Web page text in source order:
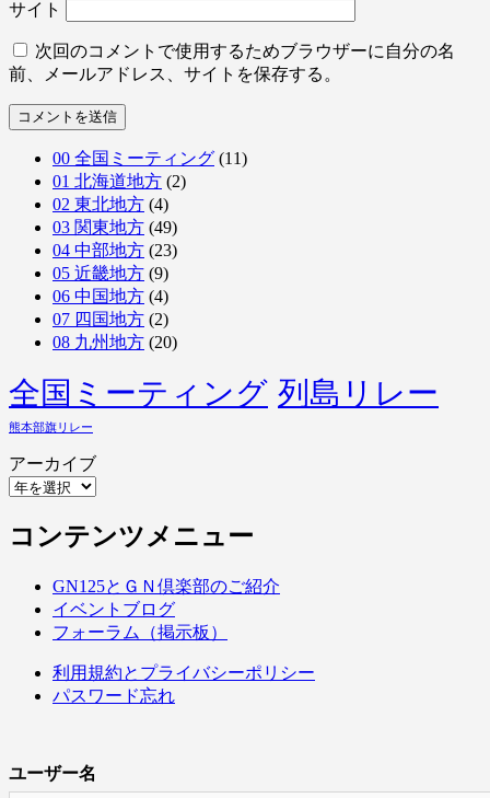
サイト
次回のコメントで使用するためブラウザーに自分の名
前、メールアドレス、サイトを保存する。
00 全国ミーティング (11)
01 北海道地方 (2)
02 東北地方 (4)
03 関東地方 (49)
04 中部地方 (23)
05 近畿地方 (9)
06 中国地方 (4)
07 四国地方 (2)
08 九州地方 (20)
全国ミーティング 列島リレー
熊本部旗リレー
アーカイブ
コンテンツメニュー
GN125とＧＮ倶楽部のご紹介
イベントブログ
フォーラム（掲示板）
利用規約とプライバシーポリシー
パスワード忘れ
ユーザー名